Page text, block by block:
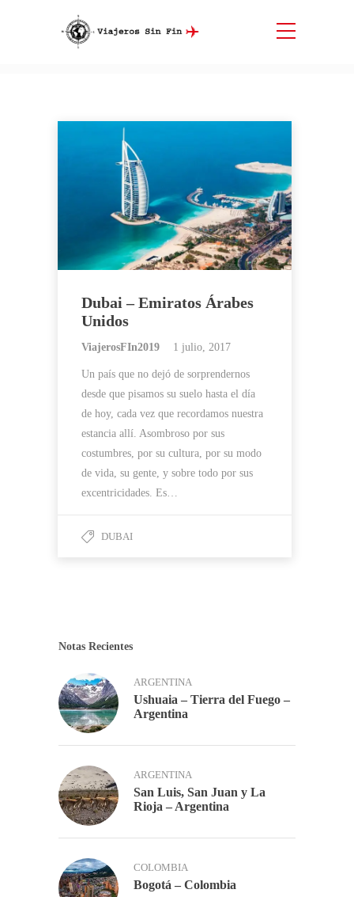
Etiqueta:Camellos
Dubai – Emiratos Árabes
Unidos
ViajerosFIn2019 1 julio, 2017
Un país que no dejó de sorprendernos
desde que pisamos su suelo hasta el día
de hoy, cada vez que recordamos nuestra
estancia allí. Asombroso por sus
costumbres, por su cultura, por su modo
de vida, su gente, y sobre todo por sus
excentricidades. Es…
DUBAI
Notas Recientes
ARGENTINA
Ushuaia – Tierra del Fuego –
Argentina
ARGENTINA
San Luis, San Juan y La
Rioja – Argentina
COLOMBIA
Bogotá – Colombia